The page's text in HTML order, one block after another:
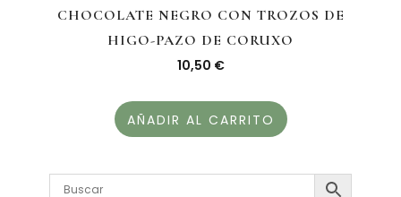
CHOCOLATE NEGRO CON TROZOS DE
HIGO-PAZO DE CORUXO
10,50 €
AÑADIR AL CARRITO